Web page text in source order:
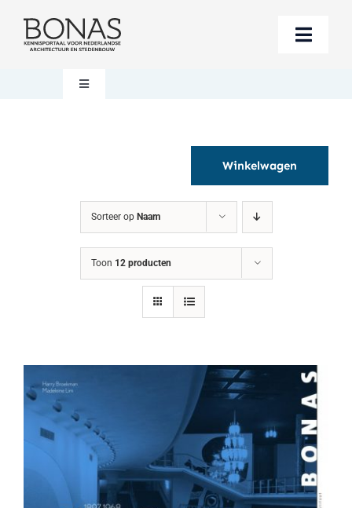
naar
Toggle
Berichten
Steun BONAS
Toggle
Winkelwagen
Sorteer op Naam
Toon 12 producten